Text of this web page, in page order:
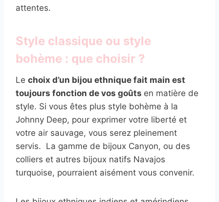
attentes.
Style classique ou style
bohème : que choisir ?
Le choix d’un bijou ethnique fait main est
toujours fonction de vos goûts en matière de
style. Si vous êtes plus style bohème à la
Johnny Deep, pour exprimer votre liberté et
votre air sauvage, vous serez pleinement
servis. La gamme de bijoux Canyon, ou des
colliers et autres bijoux natifs Navajos
turquoise, pourraient aisément vous convenir.